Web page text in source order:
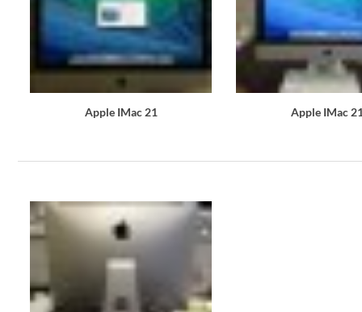
Apple IMac 21 Apple IMac